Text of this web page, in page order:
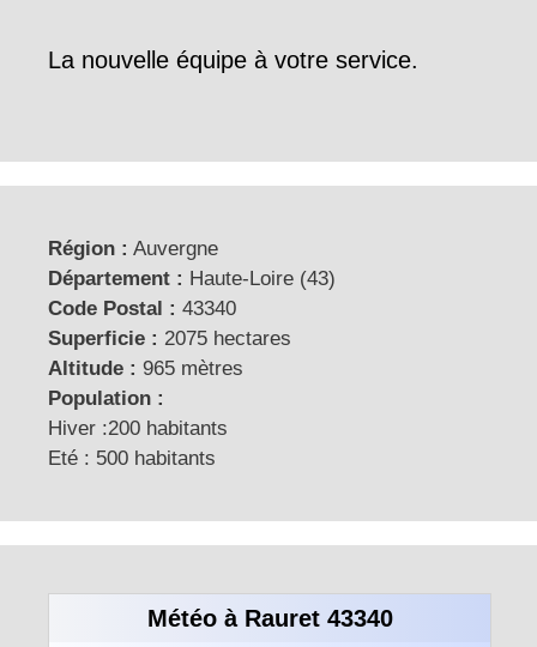
La nouvelle équipe à votre service.
Région : Auvergne
Département : Haute-Loire (43)
Code Postal : 43340
Superficie : 2075 hectares
Altitude : 965 mètres
Population :
Hiver :200 habitants
Eté : 500 habitants
Météo à Rauret 43340